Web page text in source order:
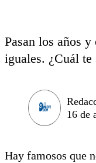
Pasan los años y
iguales. ¿Cuál te
16 de
Hay famosos que